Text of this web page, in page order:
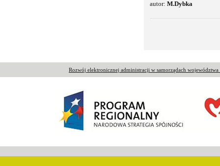
autor: M.Dybka
Rozwój elektronicznej administracji w samorządach